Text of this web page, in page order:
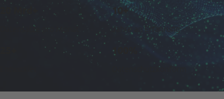
Datensätze pro Monat
10+
Jahre an Erfahrung
100%
Datenschutzkonform